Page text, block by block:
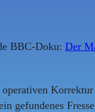
BBC-Doku: Der